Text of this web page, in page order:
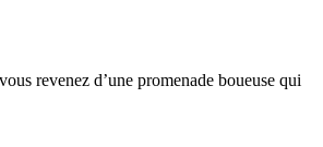
revenez d’une promenade boueuse qui